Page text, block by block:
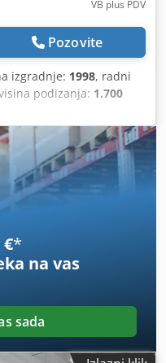
VB plus PDV
Pozovite
izgradnje: 1998, radni
podizanja: 1.700
jarbola:
1.452 km,
*
na vas
sada